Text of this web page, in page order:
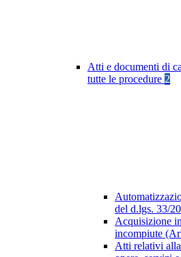
Atti e documenti di
tutte le procedure 2
del d.lgs. 33/
Acquisizione
incompiute
Atti relativi